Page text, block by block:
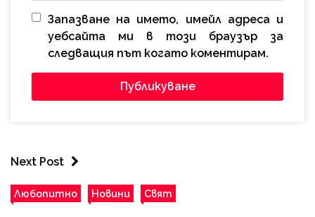
Запазване на името, имейл адреса и
уебсайта ми в този браузър за
следващия път когато коментирам.
Next Post
Любопитно Новини Свят